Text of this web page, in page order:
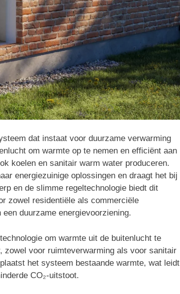
dat instaat voor duurzame verwarming
om warmte op te nemen en efficiënt aan
koelen en sanitair warm water produceren.
energiezuinige oplossingen en draagt het bij
en de slimme regeltechnologie biedt dit
zowel residentiële als commerciële
duurzame energievoorziening.
om warmte uit de buitenlucht te
zowel voor ruimteverwarming als voor sanitair
het systeem bestaande warmte, wat leidt
CO₂-uitstoot.